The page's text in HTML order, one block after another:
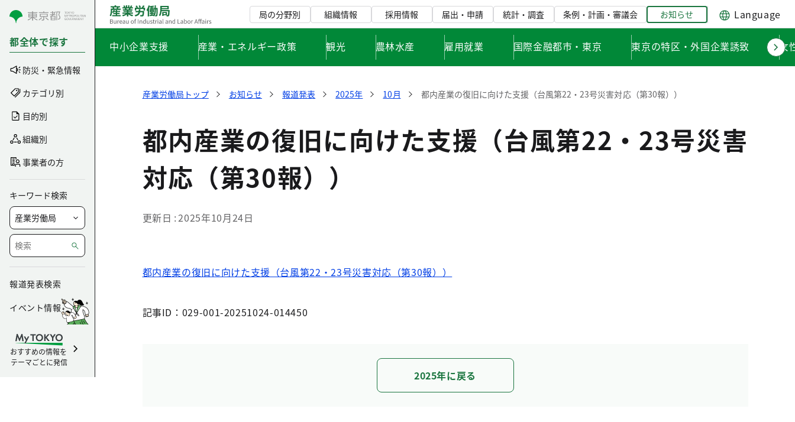
コンテンツにスキップ
都全体で探す
防災・緊急情報
カテゴリ別
目的別
組織別
事業者の方
キーワード検索
報道発表検索
イベント情報
おすすめの情報を
テーマごとに発信
局の分野別 組織情報 採用情報 届出・申請 統計・調査 条例・計画・審議会 お知らせ Language
中小企業支援 産業・エネルギー政策 観光 農林水産 雇用就業 国際金融都市・東京 東京の特区・外国企業誘致 女
産業労働局トップ お知らせ 報道発表 2025年 10月 都内産業の復旧に向けた支援（台風第22・23号災害対応（第30報））
都内産業の復旧に向けた支援（台風第22・23号災害
対応（第30報））
更新日 2025年10月24日
都内産業の復旧に向けた支援（台風第22・23号災害対応（第30報））
記事ID：029-001-20251024-014450
2025年に戻る